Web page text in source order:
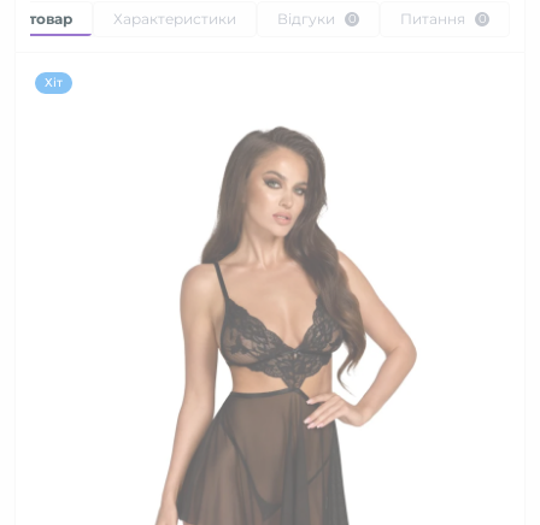
товар Характеристики Відгуки 0 Питання 0
Хіт